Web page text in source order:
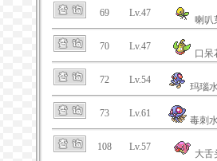
69 Lv.47
喇叭
70 Lv.47
口呆
72 Lv.54
玛瑙
73 Lv.61
毒刺
108 Lv.57
大舌